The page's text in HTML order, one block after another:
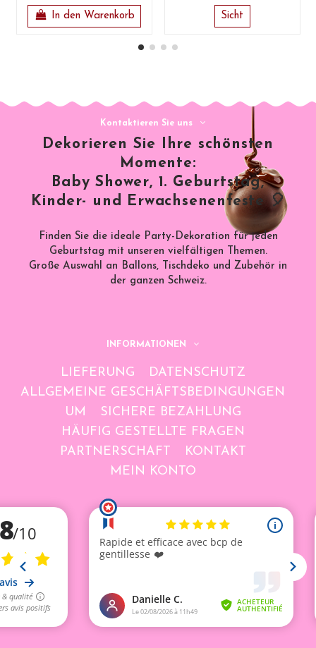
In den Warenkorb Sicht
Kontaktieren Sie uns
Dekorieren Sie Ihre schönsten
Momente:
Baby Shower, 1. Geburtstag,
Kinder- und Erwachsenenfeste 🎈
Finden Sie die ideale Party-Dekoration für jeden
Geburtstag mit unseren vielfältigen Themen.
Große Auswahl an Ballons, Tischdeko und Zubehör in
der ganzen Schweiz.
INFORMATIONEN
LIEFERUNG
DATENSCHUTZ
ALLGEMEINE GESCHÄFTSBEDINGUNGEN
UM
SICHERE BEZAHLUNG
HÄUFIG GESTELLTE FRAGEN
PARTNERSCHAFT
KONTAKT
MEIN KONTO